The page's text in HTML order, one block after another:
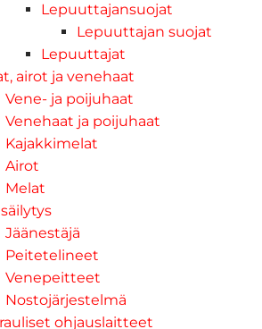
Lepuuttajansuojat
Lepuuttajan suojat
Lepuuttajat
airot ja venehaat
Vene- ja poijuhaat
Venehaat ja poijuhaat
Kajakkimelat
Airot
Melat
Jäänestäjä
Peitetelineet
Venepeitteet
Nostojärjestelmä
ohjauslaitteet